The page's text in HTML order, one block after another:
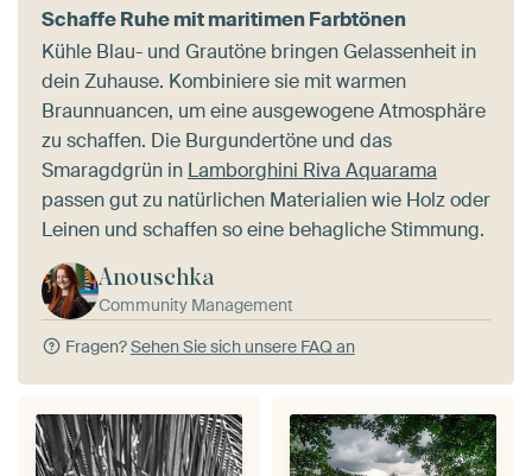
Schaffe Ruhe mit maritimen Farbtönen
Kühle Blau- und Grautöne bringen Gelassenheit in
dein Zuhause. Kombiniere sie mit warmen
Braunnuancen, um eine ausgewogene Atmosphäre
zu schaffen. Die Burgundertöne und das
Smaragdgrün in Lamborghini Riva Aquarama
passen gut zu natürlichen Materialien wie Holz oder
Leinen und schaffen so eine behagliche Stimmung.
Anouschka
Community Management
Fragen?Sehen Sie sich unsere FAQ an